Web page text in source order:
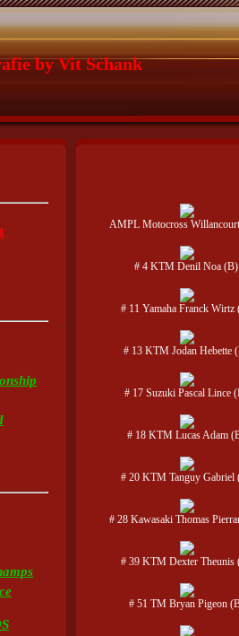
by Vit Schank
AMPL Motocross
# 4 KTM Denil Noa (B)
# 11 Yamaha Franck Wirtz
# 13 KTM Jodan Hebette
# 17 Suzuki Pascal Lince
# 18 KTM Lucas Adam
# 20 KTM Tanguy Gabriel
# 28 Kawasaki Thomas
# 39 KTM Dexter Theunis
# 51 TM Bryan Pigeon